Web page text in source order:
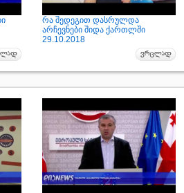
რა შედეგით დასრულდა
არჩევნები შიდა ქართლში
29.10.2018